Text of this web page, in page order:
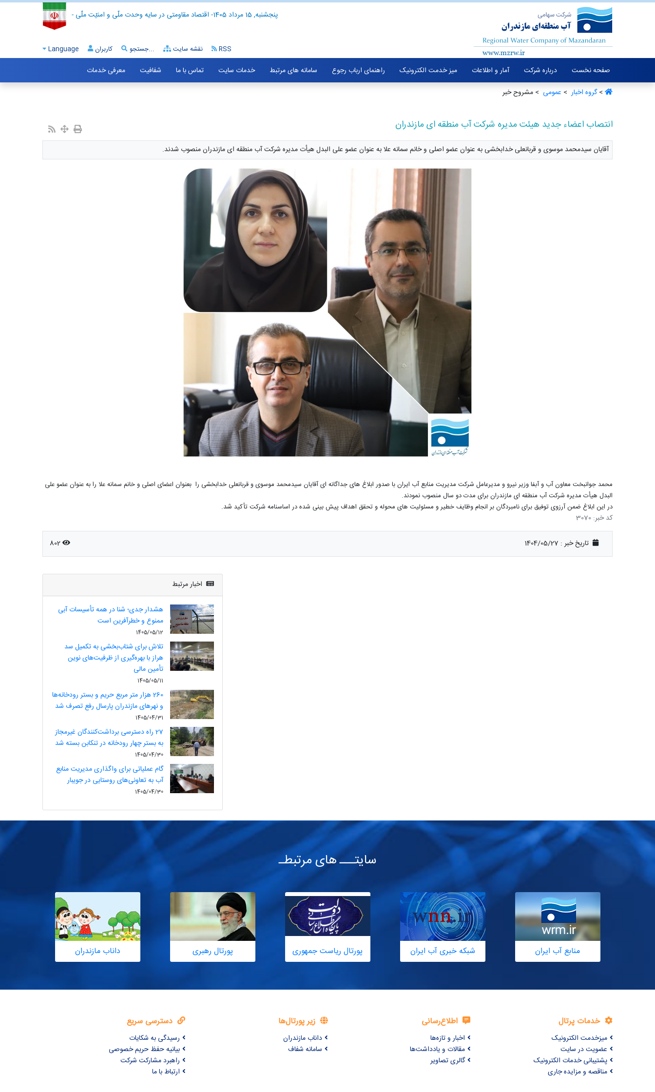
- اقتصاد مقاومتی در سایه وحدت ملّی و امنیّت ملّی - پنجشنبه, 15 مرداد 1405
Language کاربران جستجو... نقشه سایت RSS
صفحه نخست درباره شرکت آمار و اطلاعات میز خدمت الکترونیک راهنمای ارباب رجوع سامانه های مرتبط خدمات سایت تماس با ما شفافیت
معرفی خدمات
>گروه اخبار ‏ > عمومی ‏ > مشروح خبر
انتصاب اعضاء جدید هیئت مدیره شرکت آب منطقه ای مازندران
آقایان سیدمحمد موسوی و قربانعلی خدابخشی به عنوان عضو اصلی و خانم سمانه علا به عنوان عضو علی البدل هیأت مدیره شرکت آب منطقه ای مازندران منصوب شدند.
محمد جوانبخت معاون آب و آبفا وزیر نیرو و مدیرعامل شرکت مدیریت منابع آب ایران با صدور ابلاغ های جداگانه ای آقایان سیدمحمد موسوی و قربانعلی خدابخشی را بعنوان اعضای اصلی و خانم سمانه علا را به عنوان عضو علی
البدل هیأت مدیره شرکت آب منطقه ای مازندران برای مدت دو سال منصوب نمودند.
در این ابلاغ ضمن آرزوی توفیق برای نامبردگان بر انجام وظایف خطیر و مسئولیت های محوله و تحقق اهداف پیش بینی شده در اساسنامه شرکت تأکید شد.
کد خبر: 3070
تاریخ خبر : 1404/05/27 802
اخبار مرتبط
هشدار جدی؛ شنا در همه تأسیسات آبی
ممنوع و خطرآفرین است
1405/05/12
تلاش برای شتاب‌بخشی به تکمیل سد
هراز با بهره‌گیری از ظرفیت‌های نوین
تأمین مالی
1405/05/11
260 هزار متر مربع حریم و بستر رودخانه‌ها
و نهرهای مازندران پارسال رفع تصرف شد
1405/04/31
27 راه دسترسی برداشت‌کنندگان غیرمجاز
به بستر چهار رودخانه در تنکابن بسته شد
1405/04/30
گام عملیاتی برای واگذاری مدیریت منابع
آب به تعاونی‌های روستایی در جویبار
1405/04/30
سایتـــ های مرتبطـ
منابع آب ایران شبکه خبری آب ایران پورتال ریاست جمهوری پورتال رهبری داناب مازندران
خدمات پرتال
میزخدمت الکترونیک
عضویت در سایت
پشتیبانی خدمات الکترونیک
مناقصه و مزایده جاری
اطلاع‌رسانی
اخبار و تازه‌ها
مقالات و یادداشت‌ها
گالری تصاویر
زیر پورتال‌ها
داناب مازندران
سامانه شفاف
دسترسی سریع
رسیدگی به شکایات
بیانیه حفظ حریم خصوصی
راهبرد مشارکت شرکت
ارتباط با ما